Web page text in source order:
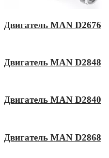
Двигатель MAN D2676
Двигатель MAN D2848
Двигатель MAN D2840
Двигатель MAN D2868